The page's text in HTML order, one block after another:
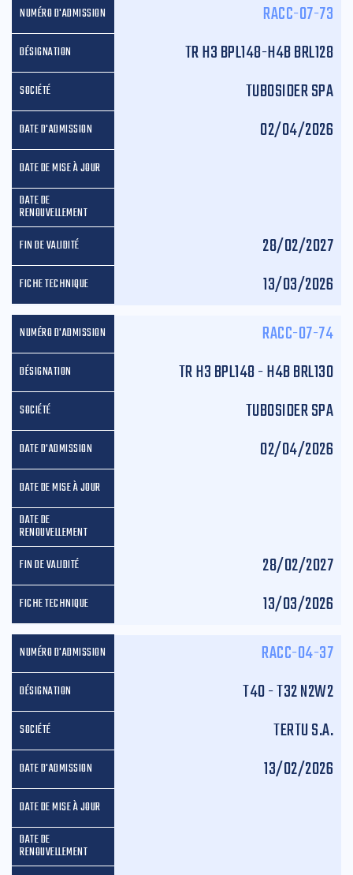
RACC-07-73
TR H3 BPL148-H4B BRL128
TUBOSIDER SPA
02/04/2026
28/02/2027
13/03/2026
RACC-07-74
TR H3 BPL148 - H4B BRL130
TUBOSIDER SPA
02/04/2026
28/02/2027
13/03/2026
RACC-04-37
T40 - T32 N2W2
TERTU S.A.
13/02/2026